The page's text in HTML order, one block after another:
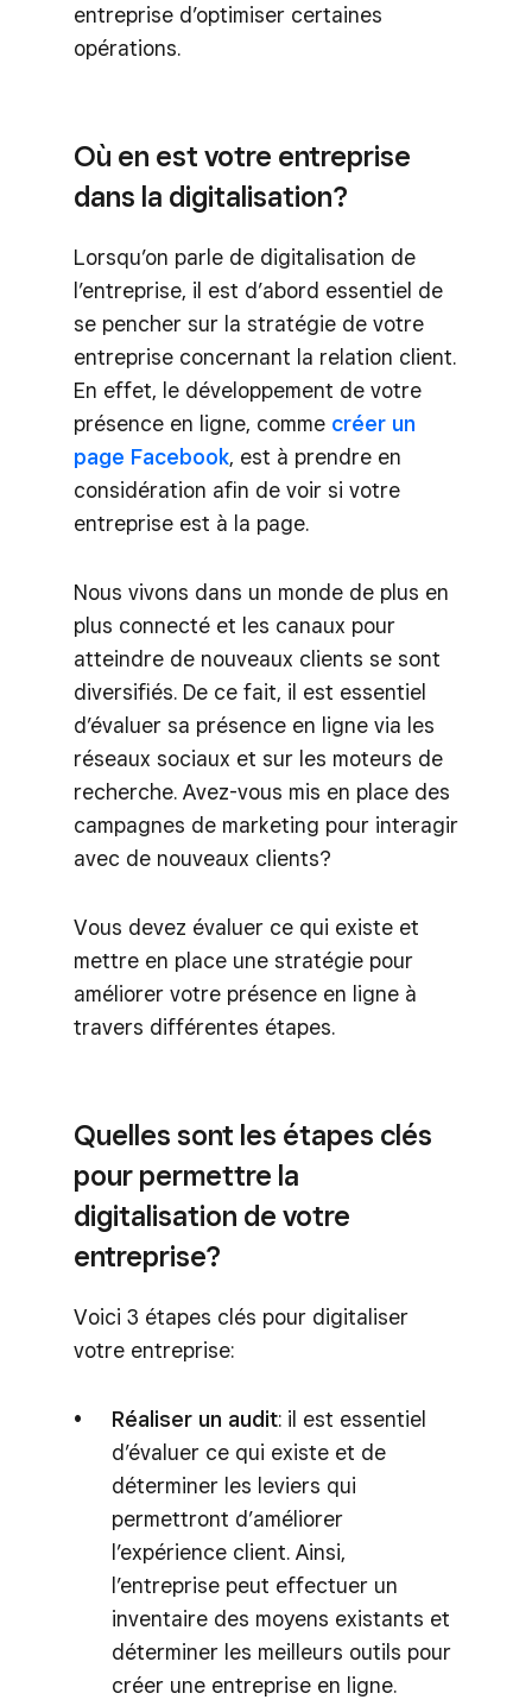
entreprise d’optimiser certaines
opérations.
Où en est votre entreprise
dans la digitalisation?
Lorsqu’on parle de digitalisation de
l’entreprise, il est d’abord essentiel de
se pencher sur la stratégie de votre
entreprise concernant la relation client.
En effet, le développement de votre
présence en ligne, comme créer un
page Facebook, est à prendre en
considération afin de voir si votre
entreprise est à la page.
Nous vivons dans un monde de plus en
plus connecté et les canaux pour
atteindre de nouveaux clients se sont
diversifiés. De ce fait, il est essentiel
d’évaluer sa présence en ligne via les
réseaux sociaux et sur les moteurs de
recherche. Avez-vous mis en place des
campagnes de marketing pour interagir
avec de nouveaux clients?
Vous devez évaluer ce qui existe et
mettre en place une stratégie pour
améliorer votre présence en ligne à
travers différentes étapes.
Quelles sont les étapes clés
pour permettre la
digitalisation de votre
entreprise?
Voici 3 étapes clés pour digitaliser
votre entreprise:
Réaliser un audit: il est essentiel
d’évaluer ce qui existe et de
déterminer les leviers qui
permettront d’améliorer
l’expérience client. Ainsi,
l’entreprise peut effectuer un
inventaire des moyens existants et
déterminer les meilleurs outils pour
créer une entreprise en ligne.